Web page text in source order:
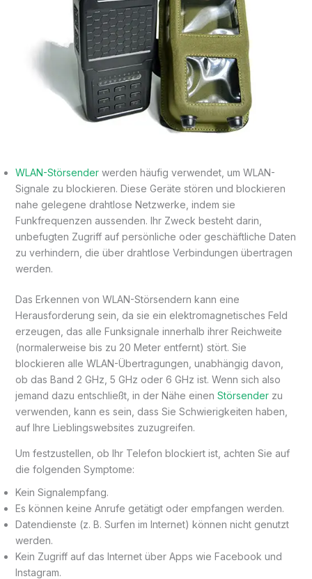
WLAN-Störsenderwerden häufig verwendet, um WLAN-
Signale zu blockieren. Diese Geräte stören und blockieren
nahe gelegene drahtlose Netzwerke, indem sie
Funkfrequenzen aussenden. Ihr Zweck besteht darin,
unbefugten Zugriff auf persönliche oder geschäftliche Daten
zu verhindern, die über drahtlose Verbindungen übertragen
werden.
Das Erkennen von WLAN-Störsendern kann eine
Herausforderung sein, da sie ein elektromagnetisches Feld
erzeugen, das alle Funksignale innerhalb ihrer Reichweite
(normalerweise bis zu 20 Meter entfernt) stört. Sie
blockieren alle WLAN-Übertragungen, unabhängig davon,
ob das Band 2 GHz, 5 GHz oder 6 GHz ist. Wenn sich also
jemand dazu entschließt, in der Nähe einen Störsenderzu
verwenden, kann es sein, dass Sie Schwierigkeiten haben,
auf Ihre Lieblingswebsites zuzugreifen.
Um festzustellen, ob Ihr Telefon blockiert ist, achten Sie auf
die folgenden Symptome:
Kein Signalempfang.
Es können keine Anrufe getätigt oder empfangen werden.
Datendienste (z. B. Surfen im Internet) können nicht genutzt
werden.
Kein Zugriff auf das Internet über Apps wie Facebook und
Instagram.